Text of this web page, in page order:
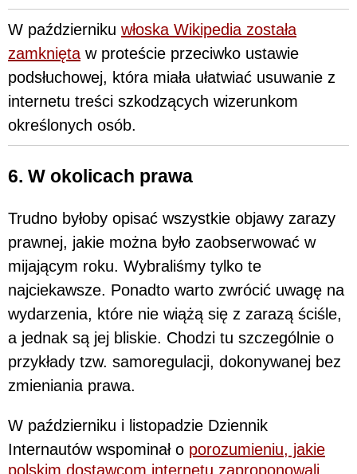
W październiku włoska Wikipedia została
zamknięta w proteście przeciwko ustawie
podsłuchowej, która miała ułatwiać usuwanie z
internetu treści szkodzących wizerunkom
określonych osób.
6. W okolicach prawa
Trudno byłoby opisać wszystkie objawy zarazy
prawnej, jakie można było zaobserwować w
mijającym roku. Wybraliśmy tylko te
najciekawsze. Ponadto warto zwrócić uwagę na
wydarzenia, które nie wiążą się z zarazą ściśle,
a jednak są jej bliskie. Chodzi tu szczególnie o
przykłady tzw. samoregulacji, dokonywanej bez
zmieniania prawa.
W październiku i listopadzie Dziennik
Internautów wspominał o porozumieniu, jakie
polskim dostawcom internetu zaproponowali